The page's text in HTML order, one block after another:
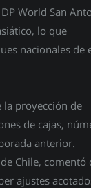
World San
lo que
nacionales de
la proyección de
de cajas,
anterior.
Chile, comentó
ajustes